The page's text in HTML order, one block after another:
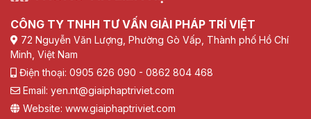
CÔNG TY TNHH TƯ VẤN GIẢI PHÁP TRÍ VIỆT
72 Nguyễn Văn Lượng, Phường Gò Vấp, Thành phố Hồ Chí
Minh, Việt Nam
Điện thoại: 0905 626 090 - 0862 804 468
Email: yen.nt@giaiphaptriviet.com
Website: www.giaiphaptriviet.com